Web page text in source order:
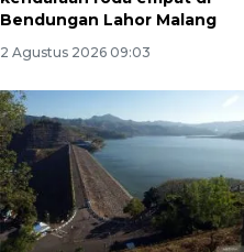
Bendungan Lahor Malang
2 Agustus 2026 09:03